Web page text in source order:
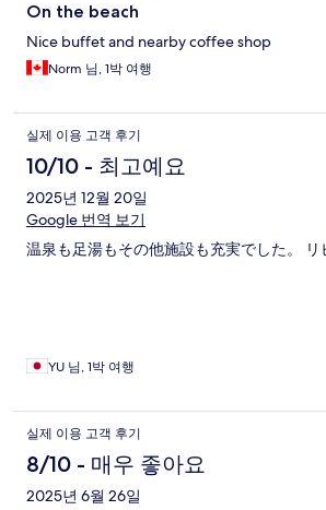
On the beach
Nice buffet and nearby coffee shop
Norm 님, 1박 여행
실제 이용 고객 후기
10/10 - 최고예요
2025년 12월 20일
Google 번역 보기
温泉も足湯もその他施設も充実でした。 リ
YU 님, 1박 여행
실제 이용 고객 후기
8/10 - 매우 좋아요
2025년 6월 26일